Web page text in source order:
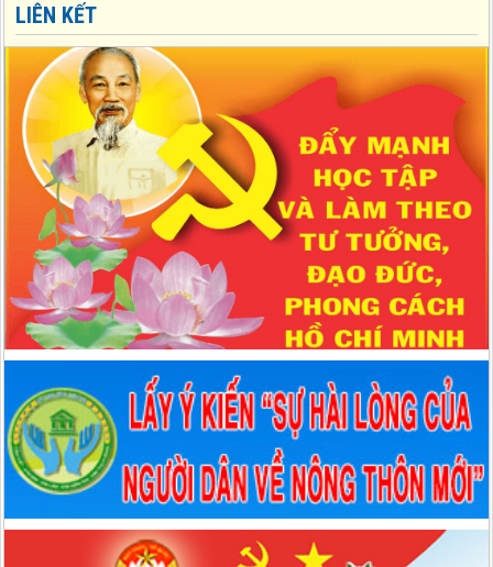
định số 183-QĐ/TW ngày 02/6/2026 của Bộ Chính trị về quản lý
biên chế của hệ thống chính trị
Quyết định số: 209/QĐ-MTTQ-BTT ngày 30/04/2026 của Uỷ ban
MTTQ tỉnh Tuyên Quang Quyết định về việc hỗ trợ khắc phục thiệt
hại đối với các công trình hạ tầng (đợt 1)
Quyết định số: 205/QĐ-MTTQ-BVĐ ngày 26/04/2026 của Uỷ ban
MTTQ tỉnh Tuyên Quang Quyết định về việc chi kinh phí phục vụ
Lãnh đạo Đảng, Nhà nước thăm, tặng quà gia đình chính sách,
người nghèo nhân dịp Lễ 30/4 - 1/5 năm 2026
Kế hoạch số: Số: 50/KH-MTTQ-BTT ngày 09/04/2026 của Uỷ ban
MTTQ tỉnh Tuyên Quang KẾ HOẠCH Triển khai thực hiện phong
trào thi đua “Dân vận khéo” giai đoạn 2026 - 2030
Hướng dẫn số: 06/HD-MTTQ-BTT ngày 06/04/2026 của Uỷ ban
MTTQ tỉnh Tuyên Quang HƯỚNG DẪN Tuyên truyền kết quả Hội
nghị lần thứ hai Ban Chấp hành Trung ương Đảng khóa XIV
Nghị quyết số: Nghị quyết Đại hội XIV của Đảng ngày 23/01/2026
của Bộ Chính trị Nghị quyết Đại hội XIV của Đảng
Chỉ thị số: 01-CT/TW ngày 23/01/2026 của Bộ Chính trị Chỉ thị số
01-CT/TW về nghiên cứu, học tập, quán triệt, tuyên truyền và triển
khai thực hiện Nghị quyết Đại hội XIV của Đảng
văn Nghị quyết 80-NQ/TW năm 2026 của Bộ Chính trị về phát triển
văn hoá Việt Nam
LIÊN KẾT